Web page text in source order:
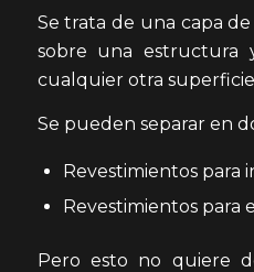
Se trata de una capa
sobre una estructura
cualquier otra
Se pueden separar en
Revestimientos para
Revestimientos para
Pero esto no quiere